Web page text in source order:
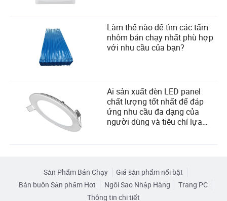
Làm thế nào để tìm các tấm
nhôm bán chạy nhất phù hợp
với nhu cầu của bạn?
Ai sản xuất đèn LED panel
chất lượng tốt nhất để đáp
ứng nhu cầu đa dạng của
người dùng và tiêu chí lựa
Sản Phẩm Bán Chạy
Giá sản phẩm nổi bật
Bán buôn Sản phẩm Hot
Ngôi Sao Nhập Hàng
Trang PC
Thông tin chi tiết